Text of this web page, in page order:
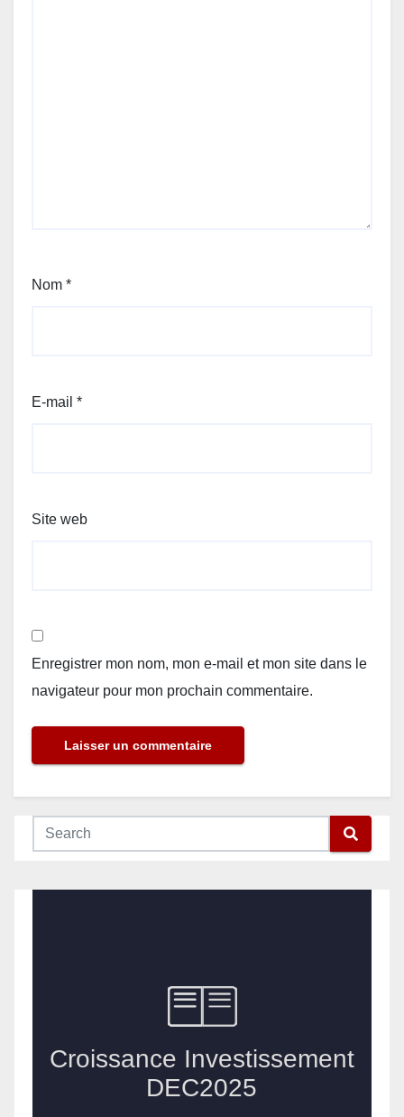
Nom *
E-mail *
Site web
Enregistrer mon nom, mon e-mail et mon site dans le
navigateur pour mon prochain commentaire.